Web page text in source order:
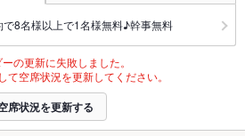
で8名様以上で1名様無料♪幹事無料
の更新に失敗しました。
て空席状況を更新してください。
席状況を更新する